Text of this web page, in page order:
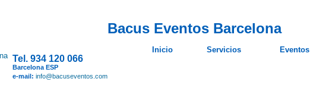
Bacus Eventos Barcelona
Inicio Servicios Eventos
Tel. 934 120 066
Barcelona ESP
e-mail: info@bacuseventos.com